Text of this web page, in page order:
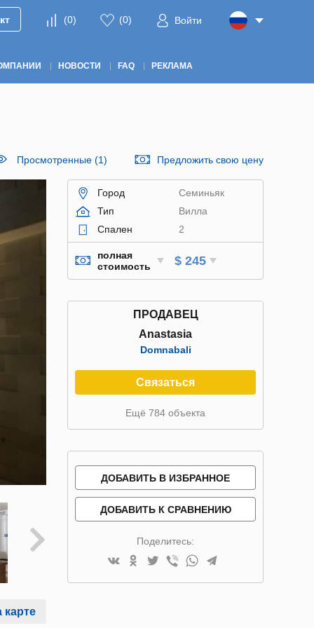
(0) (0) Войти
НОВОСТИ FAQ РЕКЛАМА
Просмотренные (1) Предложить свою цену
карте
Город
Семиньяк
Тип
Вилла
Спален
2
полная
стоимость
$ 245
ПРОДАВЕЦ
Anastasia
Domnabali
Связаться
Ещё 784 объекта
ДОБАВИТЬ В ИЗБРАННОЕ
ДОБАВИТЬ К СРАВНЕНИЮ
Поделитесь: